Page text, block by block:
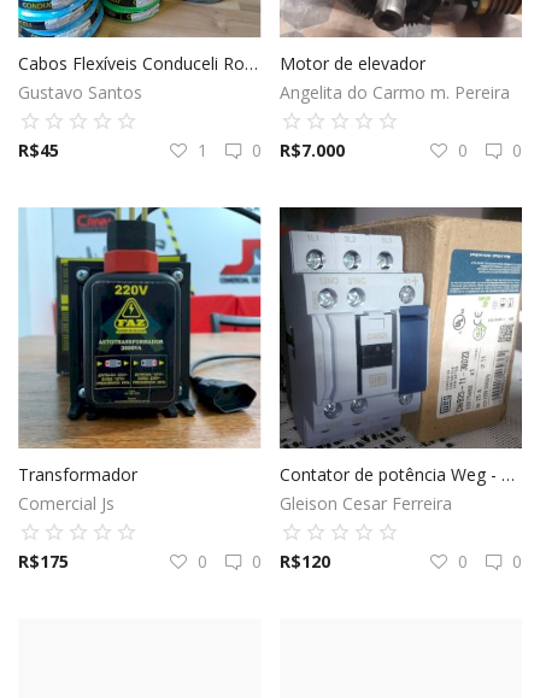
Cabos Flexíveis Conduceli Rolo com 100 Metros
Gustavo Santos
R$45 0
1
Motor de elevador
Angelita do Carmo m. Pereira
R$7.000 0
0
Transformador
Comercial Js
R$175 0
0
Contator de potência Weg - 25A - Bob.220V
Gleison Cesar Ferreira
R$120 0
0